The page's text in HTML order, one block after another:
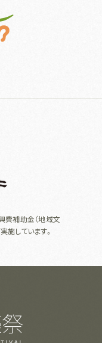
補助金（地域文
施しています。